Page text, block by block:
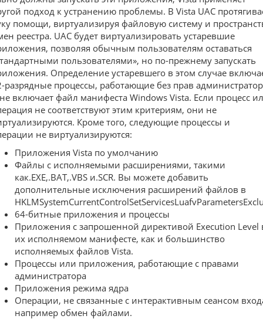
подход к устранению проблемы. В Vista UAC
помощи, виртуализируя файловую систему и
реестра. UAC будет виртуализировать устаревшие
позволяя обычным пользователям оставаться
пользователями», но по-прежнему запускать
Определение устаревшего в этом случае
разрядные процессы, работающие без прав
включает файл манифеста Windows Vista. Если процесс
не соответствуют этим критериям, они не
Кроме того, следующие процессы и
не виртуализируются:
Приложения Vista по умолчанию
Файлы с исполняемыми расширениями, такими
как.EXE,.BAT,.VBS и.SCR. Вы можете добавить
дополнительные исключения расширений файлов в
64-битные приложения и процессы
Приложения с запрошенной директивой Execution Level
их исполняемом манифесте, как и большинство
исполняемых файлов Vista.
Процессы или приложения, работающие с правами
администратора
Приложения режима ядра
Операции, не связанные с интерактивным сеансом
например обмен файлами.